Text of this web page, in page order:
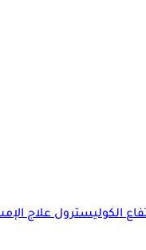
الكوليسترولعلاج